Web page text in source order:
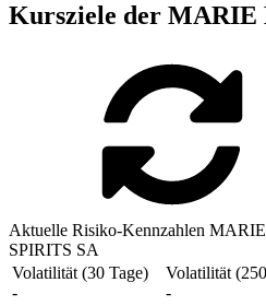
Kursziele der MARIE
Aktuelle Risiko-Kennzahlen
SPIRITS SA
Volatilität (30 Tage)
-
Volatilität
-